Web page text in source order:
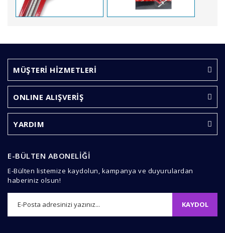
Yorum Yaz
formunu kullanarak tarafımıza iletebilirsiniz.
Görüş ve önerileriniz için teşekkür ederiz.
Ürün resmi kalitesiz, bozuk veya görüntülenemiyor.
Ürün açıklamasında eksik bilgiler bulunuyor.
Ürün fiyatı diğer sitelerden daha pahalı.
Gönder
MÜŞTERİ HİZMETLERİ
ONLINE ALIŞVERİŞ
YARDIM
E-BÜLTEN ABONELİĞİ
E-Bülten listemize kaydolun, kampanya ve duyurulardan
haberiniz olsun!
KAYDOL